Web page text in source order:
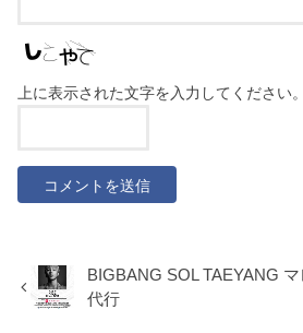
上に表示された文字を入力してください。
BIGBANG SOL TAEYANG
代行